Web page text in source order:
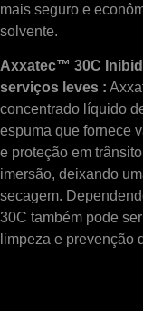
mais seguro e
solvente.
Axxatec™ 30C
serviços leves :
concentrado líquido
espuma que fornece
e proteção em
imersão, deixando
secagem.
30C também pode
limpeza e prevenção